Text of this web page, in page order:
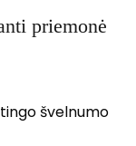
priemonė
švelnumo